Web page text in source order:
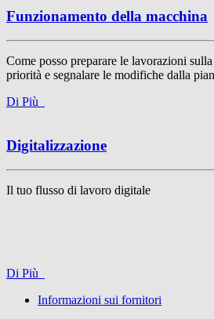
Funzionamento della macchina
Come posso preparare le lavorazioni
priorità e segnalare le modifiche dalla
Di Più
Digitalizzazione
Il tuo flusso di lavoro digitale
Di Più
Informazioni sui fornitori